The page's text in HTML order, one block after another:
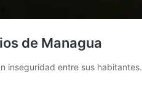
de Managua
inseguridad entre sus habitantes.